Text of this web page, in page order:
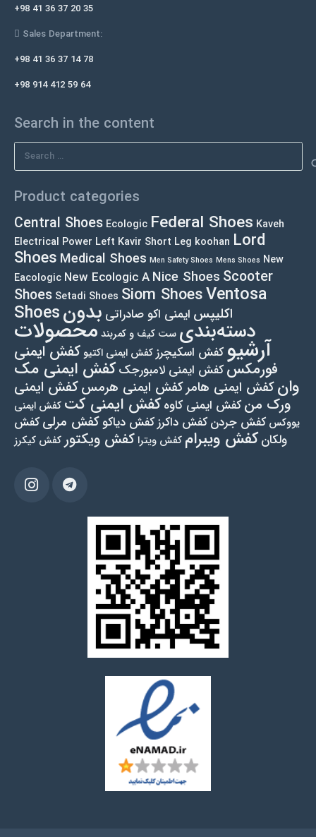
+98 41 36 37 20 35
Sales Department:
+98 41 36 37 14 78
+98 914 412 59 64
Search in the content
Search
for:
Product categories
Central Shoes Ecologic Federal Shoes Kaveh
Electrical Power Left Kavir Short Leg koohan Lord
Shoes Medical Shoes Men Safety Shoes Mens Shoes New
Eacologic New Ecologic A Nice Shoes Scooter
Shoes Setadi Shoes Siom ShoesVentosa
Shoes اکلیپس ایمنی اکو صادراتی بدون
دسته‌بندی ست کیف و کمربندمحصولات
آرشیو کفش اسکیچرزکفش ایمنی اکتیو کفش ایمنی
فورمکس کفش ایمنی لامبورجک کفش ایمنی مک
وانکفش ایمنی هامرکفش ایمنی هرمسکفش ایمنی
ورک من کفش ایمنی کاوه کفش ایمنی کت کفش ایمنی
یووکس کفش جردن کفش داکرزکفش دیاکو کفش مرلی کفش
ولکان کفش ویبرام کفش ویترا کفش ویکتور کفش کیکرز